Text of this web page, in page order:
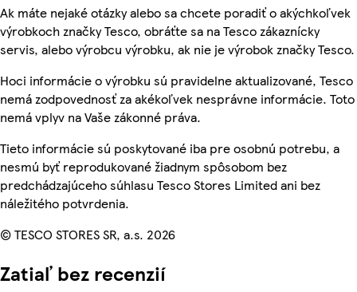
Ak máte nejaké otázky alebo sa chcete poradiť o akýchkoľvek
výrobkoch značky Tesco, obráťte sa na Tesco zákaznícky
servis, alebo výrobcu výrobku, ak nie je výrobok značky Tesco.
Hoci informácie o výrobku sú pravidelne aktualizované, Tesco
nemá zodpovednosť za akékoľvek nesprávne informácie. Toto
nemá vplyv na Vaše zákonné práva.
Tieto informácie sú poskytované iba pre osobnú potrebu, a
nesmú byť reprodukované žiadnym spôsobom bez
predchádzajúceho súhlasu Tesco Stores Limited ani bez
náležitého potvrdenia.
© TESCO STORES SR, a.s. 2026
Zatiaľ bez recenzií